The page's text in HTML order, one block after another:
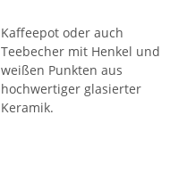
Kaffeepot oder auch
Teebecher mit Henkel und
weißen Punkten aus
hochwertiger glasierter
Keramik.